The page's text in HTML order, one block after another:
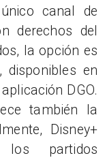
canal de
derechos del
la opción es
disponibles en
DGO.
también la
Disney+
los partidos